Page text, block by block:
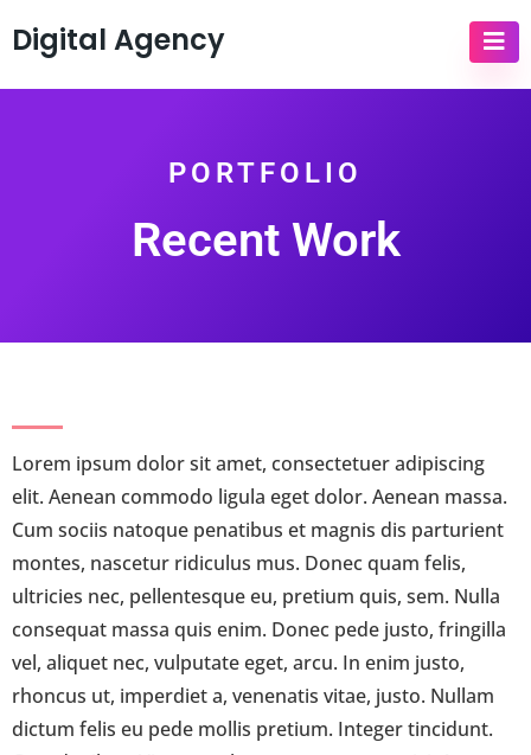
Digital Agency
PORTFOLIO
Recent Work
Lorem ipsum dolor sit amet, consectetuer adipiscing
elit. Aenean commodo ligula eget dolor. Aenean massa.
Cum sociis natoque penatibus et magnis dis parturient
montes, nascetur ridiculus mus. Donec quam felis,
ultricies nec, pellentesque eu, pretium quis, sem. Nulla
consequat massa quis enim. Donec pede justo, fringilla
vel, aliquet nec, vulputate eget, arcu. In enim justo,
rhoncus ut, imperdiet a, venenatis vitae, justo. Nullam
dictum felis eu pede mollis pretium. Integer tincidunt.